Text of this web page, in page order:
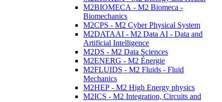
M2BIOMECA - M2 Biomeca -
Biomechanics
M2CPS - M2 Cyber Physical System
M2DATAAI - M2 Data AI - Data and
Artificial Intelligence
M2DS - M2 Data Sciences
M2ENERG - M2 Énergie
M2FLUIDS - M2 Fluids - Fluid
Mechanics
M2HEP - M2 High Energy physics
M2ICS - M2 Integration, Circuits and